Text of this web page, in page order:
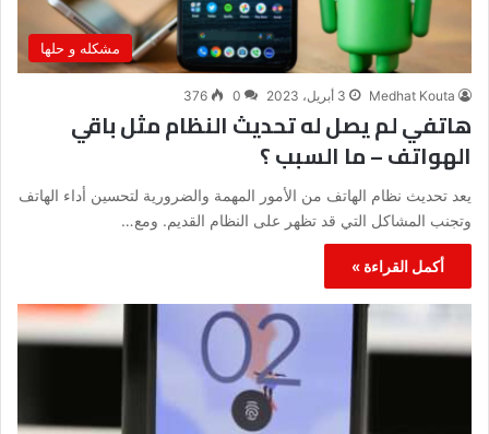
مشكله و حلها
Medhat Kouta 3 أبريل، 2023 0
376
هاتفي لم يصل له تحديث النظام مثل باقي
الهواتف – ما السبب ؟
يعد تحديث نظام الهاتف من الأمور المهمة والضرورية لتحسين أداء الهاتف
وتجنب المشاكل التي قد تظهر على النظام القديم. ومع…
أكمل القراءة »